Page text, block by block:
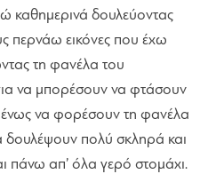
καθημερινά δουλεύοντας
περνάω εικόνες που έχω
τη φανέλα του
να μπορέσουν να φτάσουν
να φορέσουν τη φανέλα
δουλέψουν πολύ σκληρά και
πάνω απ’ όλα γερό στομάχι.